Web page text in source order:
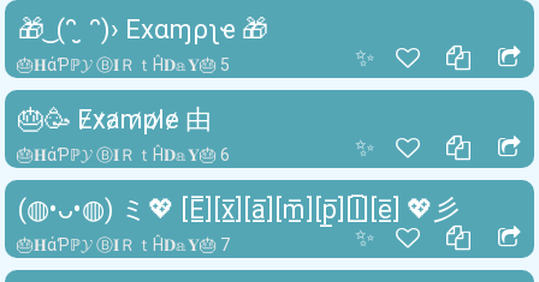
✨
🎂𝐇άƤℙ𝓨 Ⓑ𝐈ＲｔĤ𝐃𝕒𝐘🎂 5
🎁 ͜ (ᵔ ̮ ᵔ)› Exαɱρʅҽ 🎁
✨
🎂𝐇άƤℙ𝓨 Ⓑ𝐈ＲｔĤ𝐃𝕒𝐘🎂 6
🎂🥳 E̷x̷a̷m̷p̷l̷e̷ 由
✨
🎂𝐇άƤℙ𝓨 Ⓑ𝐈ＲｔĤ𝐃𝕒𝐘🎂 7
(◍•ᴗ•◍) ミ💖 [E̲̅][x̲̅][a̲̅][m̲̅][p̲̅][l̲̅][e̲̅] 💖彡